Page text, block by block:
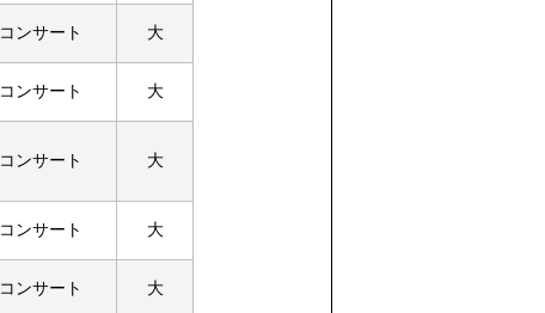
コンサート 大
コンサート 大
コンサート 大
コンサート 大
コンサート 大